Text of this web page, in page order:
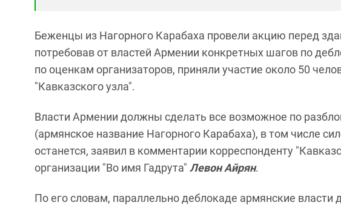
Беженцы из Нагорного Карабаха провели акцию перед
потребовав от властей Армении конкретных шагов по
по оценкам организаторов, приняли участие около 50
"Кавказского узла".
Власти Армении должны сделать все возможное по
(армянское название Нагорного Карабаха), в том числе
останется, заявил в комментарии корреспонденту
организации "Во имя Гадрута" Левон Айрян.
По его словам, параллельно деблокаде армянские власти